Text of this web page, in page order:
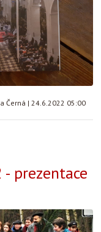
Černá | 24.6.2022 05:00
prezentace